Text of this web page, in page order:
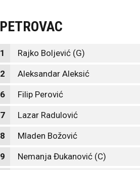
PETROVAC
1 Rajko Boljević (G)
2 Aleksandar Aleksić
6 Filip Perović
7 Lazar Radulović
8 Mladen Božović
9 Nemanja Đukanović (C)